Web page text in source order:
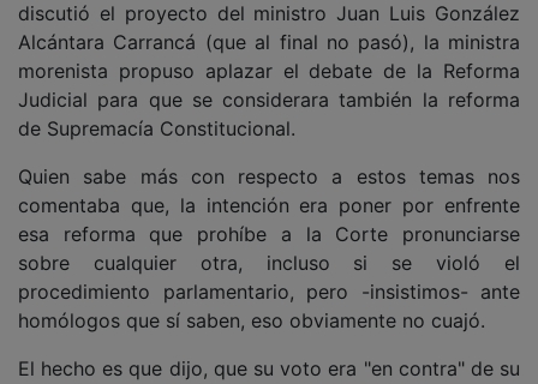
discutió el proyecto del ministro Juan Luis González
Alcántara Carrancá (que al final no pasó), la ministra
morenista propuso aplazar el debate de la Reforma
Judicial para que se considerara también la reforma
de Supremacía Constitucional.
Quien sabe más con respecto a estos temas nos
comentaba que, la intención era poner por enfrente
esa reforma que prohíbe a la Corte pronunciarse
sobre cualquier otra, incluso si se violó el
procedimiento parlamentario, pero -insistimos- ante
homólogos que sí saben, eso obviamente no cuajó.
El hecho es que dijo, que su voto era "en contra" de su